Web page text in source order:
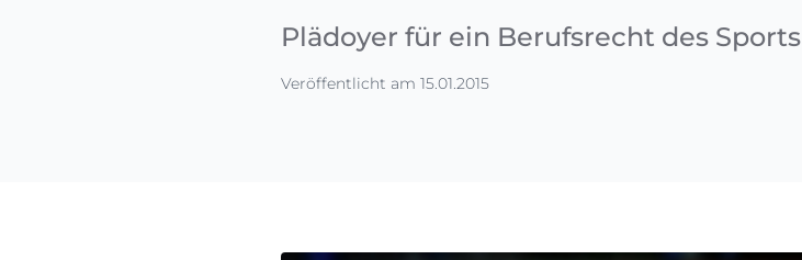
Plädoyer für ein Berufsrecht des Sports
Veröffentlicht am 15.01.2015